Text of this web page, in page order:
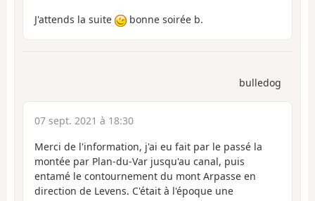
J'attends la suite bonne soirée b.
bulledog
07 sept. 2021 à 18:30
Merci de l'information, j'ai eu fait par le passé la
montée par Plan-du-Var jusqu'au canal, puis
entamé le contournement du mont Arpasse en
direction de Levens. C'était à l'époque une